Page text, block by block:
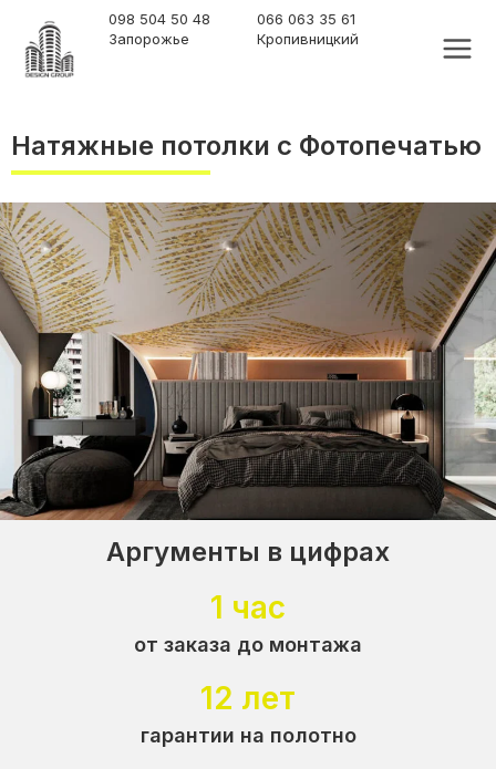
содержимому
098 504 50 48
Запорожье
066 063 35 61
Кропивницкий
Натяжные потолки с Фотопечатью
Аргументы в цифрах
1 час
от заказа до монтажа
12 лет
гарантии на полотно